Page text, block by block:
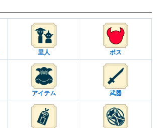
里人 ボス
アイテム 武器